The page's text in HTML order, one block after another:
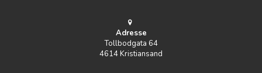
Adresse
Tollbodgata 64
4614 Kristiansand